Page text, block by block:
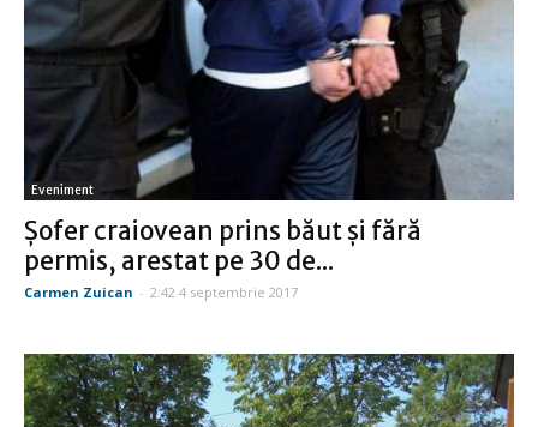
Eveniment
Şofer craiovean prins băut şi fără
permis, arestat pe 30 de...
Carmen Zuican - 2:42 4 septembrie 2017